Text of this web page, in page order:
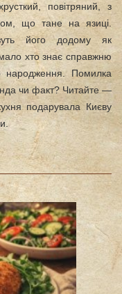
повітряний, з
що тане на язиці.
його додому як
хто знає справжню
Помилка
чи факт? Читайте —
подарувала Києву